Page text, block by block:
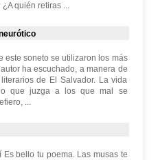
quién retiras ...
este soneto se utilizaron los más
ha escuchado, a manera de
de El Salvador. La vida
que juzga a los que mal se
...
bello tu poema. Las musas te